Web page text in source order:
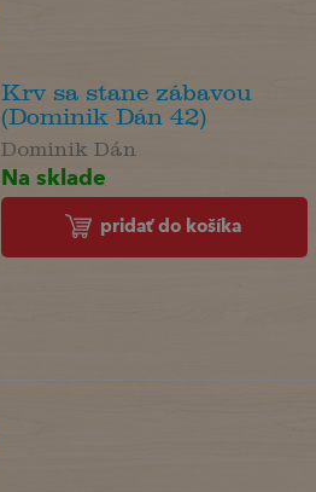
Krv sa stane zábavou
(Dominik Dán 42)
Dominik Dán
Na sklade
pridať do košíka